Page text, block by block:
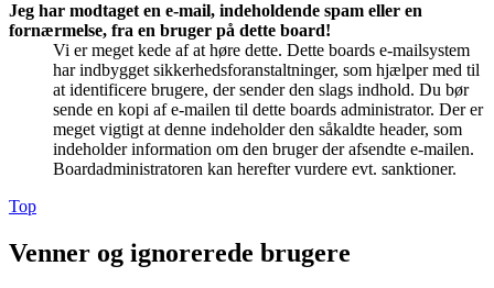
Jeg har modtaget en e-mail, indeholdende spam eller en
fornærmelse, fra en bruger på dette board!
Vi er meget kede af at høre dette. Dette boards e-mailsystem
har indbygget sikkerhedsforanstaltninger, som hjælper med til
at identificere brugere, der sender den slags indhold. Du bør
sende en kopi af e-mailen til dette boards administrator. Der er
meget vigtigt at denne indeholder den såkaldte header, som
indeholder information om den bruger der afsendte e-mailen.
Boardadministratoren kan herefter vurdere evt. sanktioner.
Top
Venner og ignorerede brugere